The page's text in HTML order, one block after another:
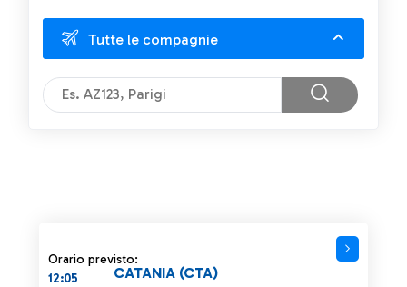
Tutte le compagnie
Orario previsto:
12:05
CATANIA (CTA)